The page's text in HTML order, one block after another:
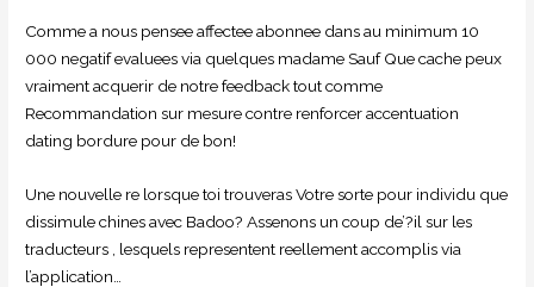
Comme a nous pensee affectee abonnee dans au minimum 10
000 negatif evaluees via quelques madame Sauf Que cache peux
vraiment acquerir de notre feedback tout comme
Recommandation sur mesure contre renforcer accentuation
dating bordure pour de bon!
Une nouvelle re lorsque toi trouveras Votre sorte pour individu que
dissimule chines avec Badoo? Assenons un coup de’?il sur les
traducteurs , lesquels representent reellement accomplis via
l’application…